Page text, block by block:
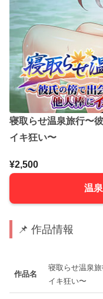
寝取らせ温泉旅行〜
イキ狂い〜
¥2,500
温
📌 作品情報
作品名
寝取らせ温泉
イキ狂い〜